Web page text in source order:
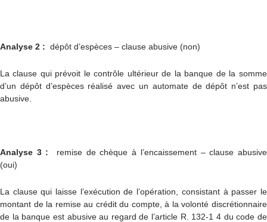
Analyse 2 : dépôt d’espèces – clause abusive (non)
La clause qui prévoit le contrôle ultérieur de la banque de la somme
d’un dépôt d’espèces réalisé avec un automate de dépôt n’est pas
abusive.
Analyse 3 :
remise de chèque à l’encaissement – clause abusive
(oui)
La clause qui laisse l’exécution de l’opération, consistant à passer le
montant de la remise au crédit du compte, à la volonté discrétionnaire
de la banque est abusive au regard de l’article R. 132-1 4 du code de